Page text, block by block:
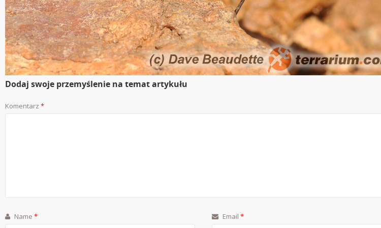
Dodaj swoje przemyślenie na temat artykułu
Komentarz *
Name * Email *